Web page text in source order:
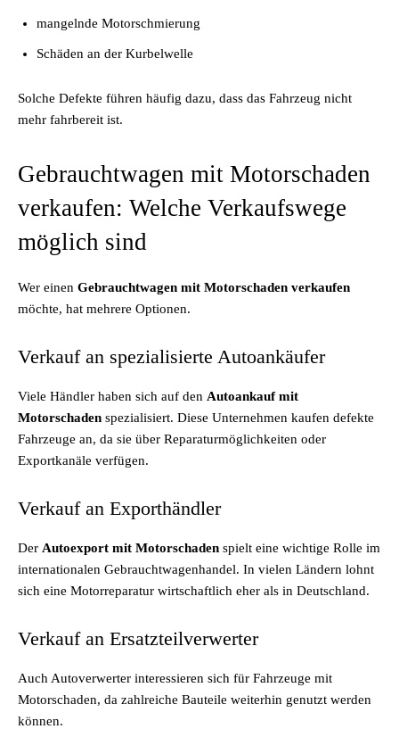
mangelnde Motorschmierung
Schäden an der Kurbelwelle
Solche Defekte führen häufig dazu, dass das Fahrzeug nicht
mehr fahrbereit ist.
Gebrauchtwagen mit Motorschaden
verkaufen: Welche Verkaufswege
möglich sind
Wer einen Gebrauchtwagen mit Motorschaden verkaufen
möchte, hat mehrere Optionen.
Verkauf an spezialisierte Autoankäufer
Viele Händler haben sich auf den Autoankauf mit
Motorschaden spezialisiert. Diese Unternehmen kaufen defekte
Fahrzeuge an, da sie über Reparaturmöglichkeiten oder
Exportkanäle verfügen.
Verkauf an Exporthändler
Der Autoexport mit Motorschaden spielt eine wichtige Rolle im
internationalen Gebrauchtwagenhandel. In vielen Ländern lohnt
sich eine Motorreparatur wirtschaftlich eher als in Deutschland.
Verkauf an Ersatzteilverwerter
Auch Autoverwerter interessieren sich für Fahrzeuge mit
Motorschaden, da zahlreiche Bauteile weiterhin genutzt werden
können.